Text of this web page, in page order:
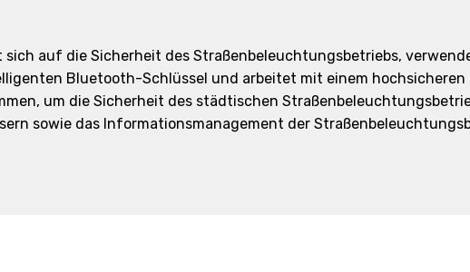
sich auf die Sicherheit des Straßenbeleuchtungsbetriebs,
Bluetooth-Schlüssel und arbeitet mit einem
um die Sicherheit des städtischen
sowie das Informationsmanagement der